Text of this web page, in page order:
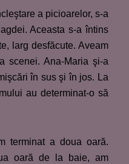
a picioarelor, s-a
Aceasta s-a întins
larg desfăcute. Aveam
scenei. Ana-Maria şi-a
în sus şi în jos. La
au determinat-o să
terminat a doua oară.
oară de la baie, am